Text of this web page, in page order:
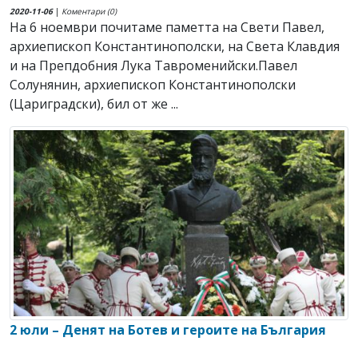
2020-11-06| Коментари (0)
На 6 ноември почитаме паметта на Свети Павел,
архиепископ Константинополски, на Света Клавдия
и на Препдобния Лука Тавроменийски.Павел
Солунянин, архиепископ Константинополски
(Цариградски), бил от же ...
2 юли – Денят на Ботев и героите на България